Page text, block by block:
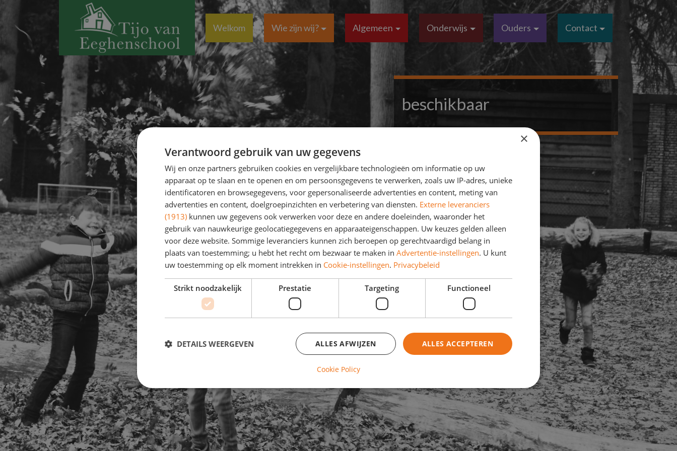
Welkom Wie zijn wij? Algemeen Onderwijs Ouders Contact
beschikbaar
×
Verantwoord gebruik van uw gegevens
Wij en onze partners gebruiken cookies en vergelijkbare technologieën om informatie op uw
apparaat op te slaan en te openen en om persoonsgegevens te verwerken, zoals uw IP-adres, unieke
identificatoren en browsegegevens, voor gepersonaliseerde advertenties en content, meting van
advertenties en content, doelgroepinzichten en verbetering van diensten. Externe leveranciers
(1913) kunnen uw gegevens ook verwerken voor deze en andere doeleinden, waaronder het
gebruik van nauwkeurige geolocatiegegevens en apparaateigenschappen. Uw keuzes gelden alleen
voor deze website. Sommige leveranciers kunnen zich beroepen op gerechtvaardigd belang in
plaats van toestemming; u hebt het recht om bezwaar te maken in Advertentie-instellingen. U kunt
uw toestemming op elk moment intrekken in Cookie-instellingen. Privacybeleid
Strikt noodzakelijk Prestatie Targeting Functioneel
ALLES ACCEPTEREN
ALLES AFWIJZEN
DETAILS WEERGEVEN
Cookie Policy